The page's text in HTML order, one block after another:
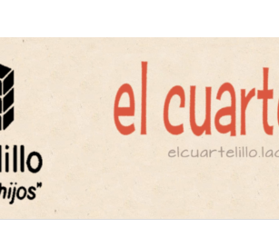
de música independiente. Podcast